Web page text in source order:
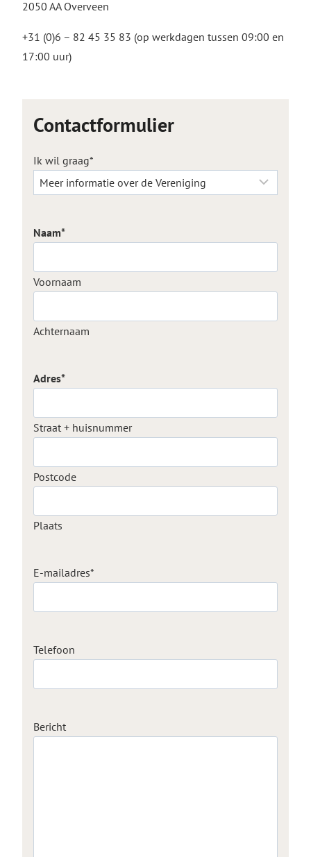
2050 AA Overveen
+31 (0)6 – 82 45 35 83 (op werkdagen tussen 09:00 en
17:00 uur)
Contactformulier
Ik wil graag*
Naam*
Voornaam
Achternaam
Adres*
Straat + huisnummer
Postcode
Plaats
E-mailadres*
Telefoon
Bericht